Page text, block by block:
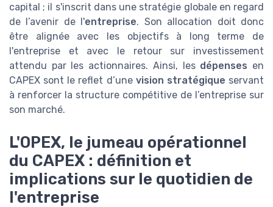
capital ; il s'inscrit dans une stratégie globale en regard
de l’avenir de l'entreprise. Son allocation doit donc
être alignée avec les objectifs à long terme de
l'entreprise et avec le retour sur investissement
attendu par les actionnaires. Ainsi, les dépenses en
CAPEX sont le reflet d’une vision stratégique servant
à renforcer la structure compétitive de l’entreprise sur
son marché.
L'OPEX, le jumeau opérationnel
du CAPEX : définition et
implications sur le quotidien de
l'entreprise